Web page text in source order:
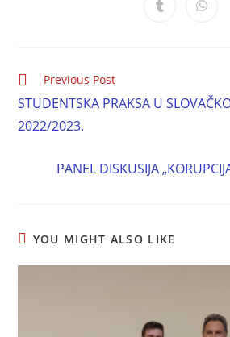
Previous Post
STUDENTSKA PRAKSA U
2022/2023.
PANEL DISKUSIJA
YOU MIGHT ALSO LIKE